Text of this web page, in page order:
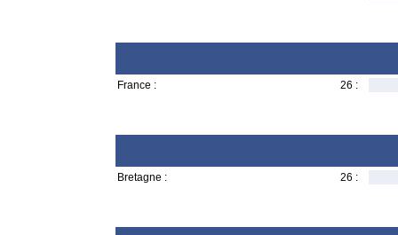
France : 26 :
Bretagne : 26 :